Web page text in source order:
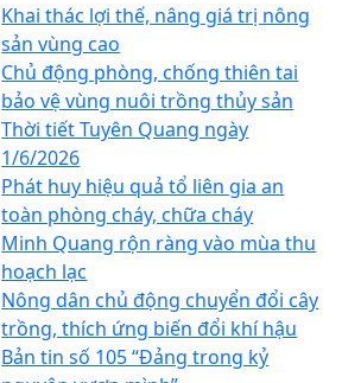
Khai thác lợi thế, nâng giá trị nông
sản vùng cao
Chủ động phòng, chống thiên tai
bảo vệ vùng nuôi trồng thủy sản
Thời tiết Tuyên Quang ngày
1/6/2026
Phát huy hiệu quả tổ liên gia an
toàn phòng cháy, chữa cháy
Minh Quang rộn ràng vào mùa thu
hoạch lạc
Nông dân chủ động chuyển đổi cây
trồng, thích ứng biến đổi khí hậu
Bản tin số 105 “Đảng trong kỷ